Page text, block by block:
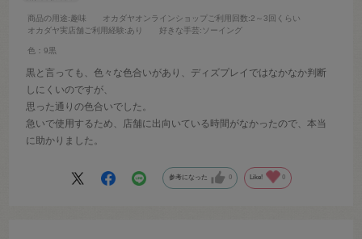
商品の用途:趣味 オカダヤオンラインショップご利用回数:2～3回くらい
オカダヤ実店舗ご利用経験:あり 好きな手芸:ソーイング
色：9黒
黒と言っても、色々な色合いがあり、ディズプレイではなかなか判断
しにくいのですが、
思った通りの色合いでした。
急いで使用するため、店舗に出向いている時間がなかったので、本当
に助かりました。
参考になった 0 Like! 0